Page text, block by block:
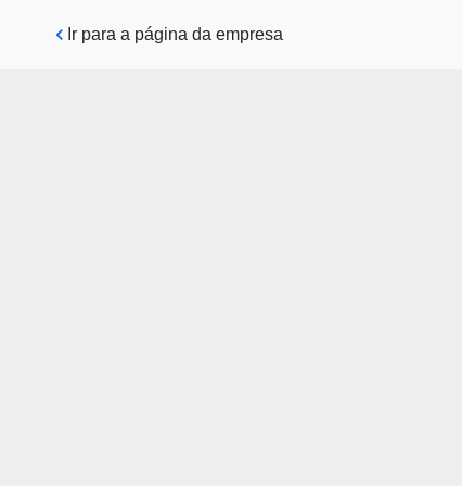
Pular para o conteúdo principal
Ir para a página da empresa